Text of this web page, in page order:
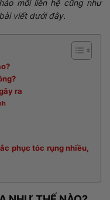
mối liên hệ cũng như
viết dưới đây.
ra
phục tóc rụng nhiều,